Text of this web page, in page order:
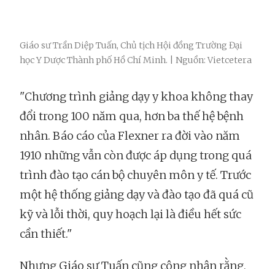
Giáo sư Trần Diệp Tuấn, Chủ tịch Hội đồng Trường Đại
học Y Dược Thành phố Hồ Chí Minh. | Nguồn: Vietcetera
"Chương trình giảng dạy y khoa không thay
đổi trong 100 năm qua, hơn ba thế hệ bệnh
nhân. Báo cáo của Flexner ra đời vào năm
1910 những vẫn còn được áp dụng trong quá
trình đào tạo cán bộ chuyên môn y tế. Trước
một hệ thống giảng dạy và đào tạo đã quá cũ
kỹ và lỗi thời, quy hoạch lại là điều hết sức
cần thiết."
Nhưng Giáo sư Tuấn cũng công nhận rằng,